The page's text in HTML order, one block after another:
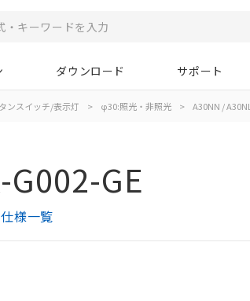
ダウンロード サポート
ンスイッチ/表示灯 > φ30:照光・非照光 > A30NN / A30NL
GE
様一覧